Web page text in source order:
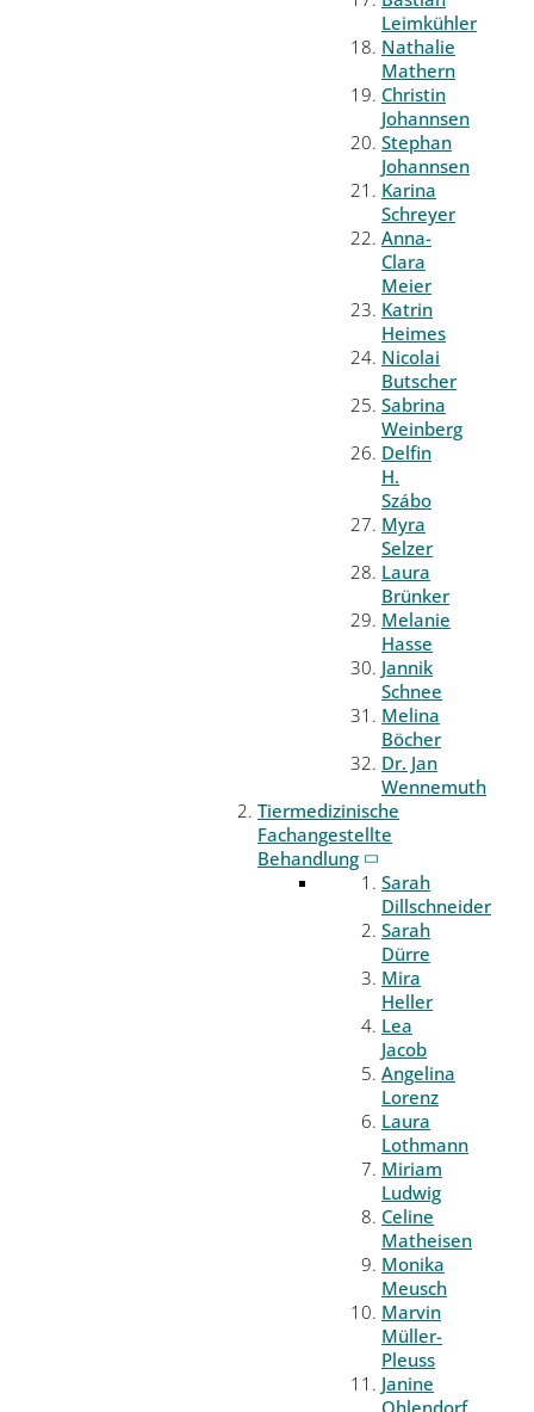
Leimkühler
Nathalie
Mathern
Christin
Johannsen
Stephan
Johannsen
Karina
Schreyer
Anna-
Clara
Meier
Katrin
Heimes
Nicolai
Butscher
Sabrina
Weinberg
Delfin
H.
Szábo
Myra
Selzer
Laura
Brünker
Melanie
Hasse
Jannik
Schnee
Melina
Böcher
Dr. Jan
Wennemuth
Tiermedizinische
Fachangestellte
Behandlung
Sarah
Dillschneider
Sarah
Dürre
Mira
Heller
Lea
Jacob
Angelina
Lorenz
Laura
Lothmann
Miriam
Ludwig
Celine
Matheisen
Monika
Meusch
Marvin
Müller-
Pleuss
Janine
Ohlendorf